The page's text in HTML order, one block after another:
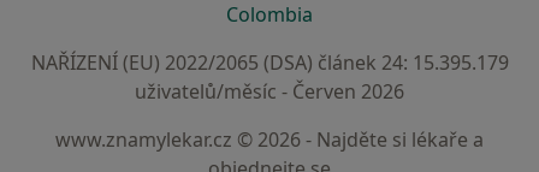
Colombia
NAŘÍZENÍ (EU) 2022/2065 (DSA) článek 24: 15.395.179
uživatelů/měsíc - Červen 2026
www.znamylekar.cz © 2026 - Najděte si lékaře a